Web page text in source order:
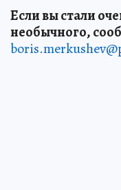
Если вы стали
необычного,